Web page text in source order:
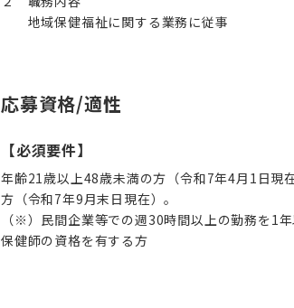
地域保健福祉に関する業務に従事
応募資格/適性
【必須要件】
年齢21歳以上48歳未満の方（令和7年4月1日現
方（令和7年9月末日現在）。
（※）民間企業等での週30時間以上の勤務を1
保健師の資格を有する方